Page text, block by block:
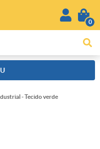
0
- Tecido verde